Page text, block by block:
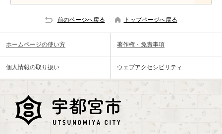
前のページへ戻る トップページへ戻る
ホームページの使い方 著作権・免責事項
個人情報の取り扱い ウェブアクセシビリティ